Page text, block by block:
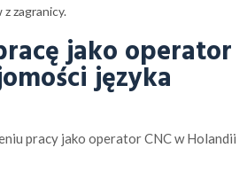
zagranicy.
jako operator
języka
pracy jako operator CNC w Holandii